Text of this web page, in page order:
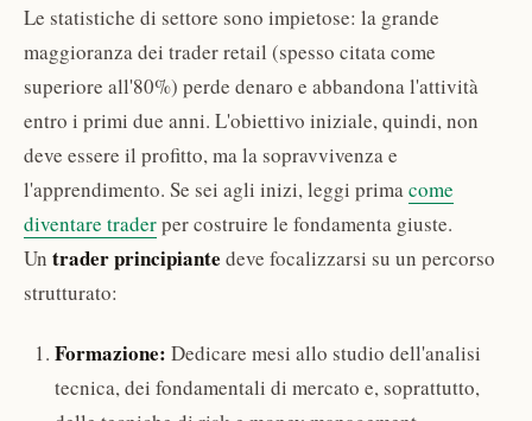
Le statistiche di settore sono impietose: la grande
maggioranza dei trader retail (spesso citata come
superiore all'80%) perde denaro e abbandona l'attività
entro i primi due anni. L'obiettivo iniziale, quindi, non
deve essere il profitto, ma la sopravvivenza e
l'apprendimento. Se sei agli inizi, leggi primacome
diventare traderper costruire le fondamenta giuste.
Un trader principiante deve focalizzarsi su un percorso
strutturato:
Formazione: Dedicare mesi allo studio dell'analisi
tecnica, dei fondamentali di mercato e, soprattutto,